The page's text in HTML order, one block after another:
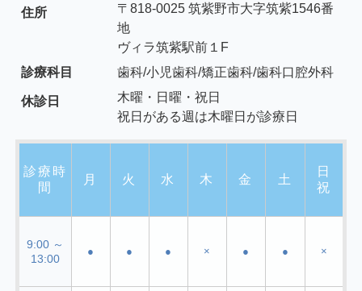
住所
〒818-0025 筑紫野市大字筑紫1546番
地
ヴィラ筑紫駅前１F
診療科目
歯科/小児歯科/矯正歯科/歯科口腔外科
休診日
木曜・日曜・祝日
祝日がある週は木曜日が診療日
診療時
間
月 火 水 木 金 土
日
祝
9:00 ～
13:00
● ● ● × ● ● ×